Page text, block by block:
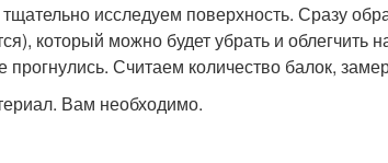
исследуем поверхность. Сразу
который можно будет убрать и облегчить
прогнулись. Считаем количество балок,
Вам необходимо.